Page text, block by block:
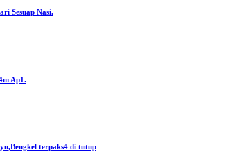
Sesuap Nasi.
Ap1.
terpaks4 di tutup